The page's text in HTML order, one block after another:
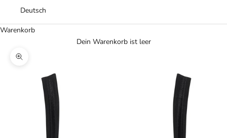
Deutsch
Warenkorb
Dein Warenkorb ist leer
Bild vergrößern